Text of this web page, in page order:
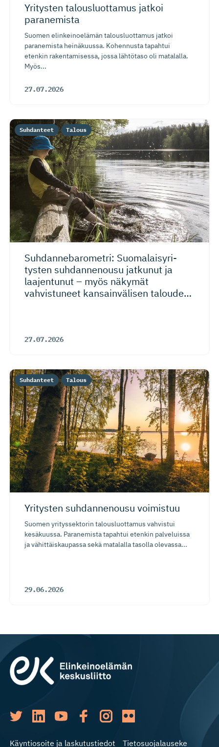
Yritysten talousluottamus jatkoi
paranemista
Suomen elinkeinoelämän talousluottamus jatkoi
paranemista heinäkuussa. Kohennusta tapahtui
etenkin rakentamisessa, jossa lähtötaso oli matalalla.
Myös...
27.07.2026
Suhdanneba­ro­metri: Suomalaisy­ri­
tysten suhdannenousu jatkunut ja
laajentunut – myös näkymät
vahvistuneet kansainvälisen talouden
27.07.2026
Suhdanteet Talous
Yritysten suhdannenousu voimistuu
Suomen yrityssektorin talousluottamus vahvistui
kesäkuussa. Paranemista tapahtui etenkin palveluissa
ja vähittäiskaupassa sekä matalalla tasolla olevassa...
29.06.2026
Suhdanteet Talous
Käyntiosoite ja laskutustiedot Tietosuojalauseke